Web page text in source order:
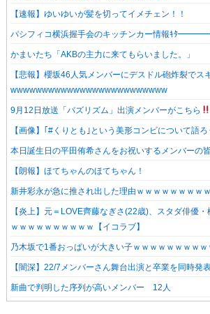
【速報】ゆいゆいが髪を切ってイメチェン！！
パシフィコ横浜握手会のキッチンカー情報ｷﾀ
かまいたち「AKBの主力に来てもらいました。」
【悲報】櫻坂46人気メンバーにデスドル砲炸裂でス
wwwwwwwwwwwwwwwwwwwwwwwww
9月12日放送「バズリズム」出演メンバーがこちら
【画像】｢#くりとも｣という美形コンビについて語ろ
本日誕生日の平田侑希さんをお祝いするメンバーの
【朗報】ほてちゃんのほてちゃん！
新井彩永が急に推され出した理由ｗｗｗｗｗｗｗｗ
【炎上】元＝LOVE齊藤なぎさ(22歳)、スタダ俳優
ｗｗｗｗｗｗｗｗｗｗ【イコラブ】
乃木坂で1番おっぱいが大きい子ｗｗｗｗｗｗｗｗｗ
【闇深】22/7メンバーさん舞台出演と卒業を同時発
新曲で判明した序列が高いメンバー 12人